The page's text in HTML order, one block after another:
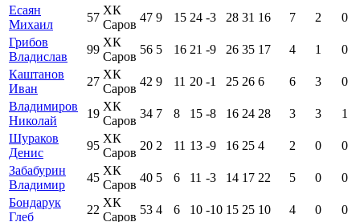
Есаян
Михаил
57
ХК
Саров
47 9 15 24 -3 28 31 16 7 2
0
Грибов
Владислав
99
ХК
Саров
56 5 16 21 -9 26 35 17 4 1
0
Каштанов
Иван
27
ХК
Саров
42 9 11 20 -1 25 26 6 6 3
0
Владимиров
Николай
19
ХК
Саров
34 7 8 15 -8 16 24 28 3 3
1
Шураков
Денис
95
ХК
Саров
20 2 11 13 -9 16 25 4 2 0
0
Забабурин
Владимир
45
ХК
Саров
40 5 6 11 -3 14 17 22 5 0
0
Бондарук
Глеб
22
ХК
Саров
53 4 6 10 -10 15 25 10 4 0 0